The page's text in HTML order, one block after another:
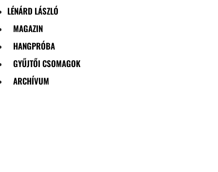
LÉNÁRD LÁSZLÓ
MAGAZIN
HANGPRÓBA
GYŰJTŐI CSOMAGOK
ARCHÍVUM